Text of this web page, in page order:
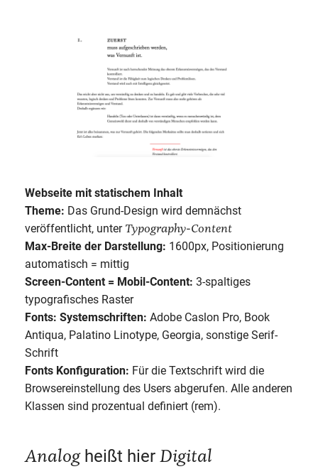
Webseite mit statischem Inhalt
Theme: Das Grund-Design wird demnächst
veröffentlicht, unter Typography-Content
Max-Breite der Darstellung: 1600px, Positionierung
automatisch = mittig
Screen-Content = Mobil-Content: 3-spaltiges
typografisches Raster
Fonts: Systemschriften: Adobe Caslon Pro, Book
Antiqua, Palatino Linotype, Georgia, sonstige Serif-
Schrift
Fonts Konfiguration: Für die Textschrift wird die
Browsereinstellung des Users abgerufen. Alle anderen
Klassen sind prozentual definiert (rem).
Analogheißt hier Digital